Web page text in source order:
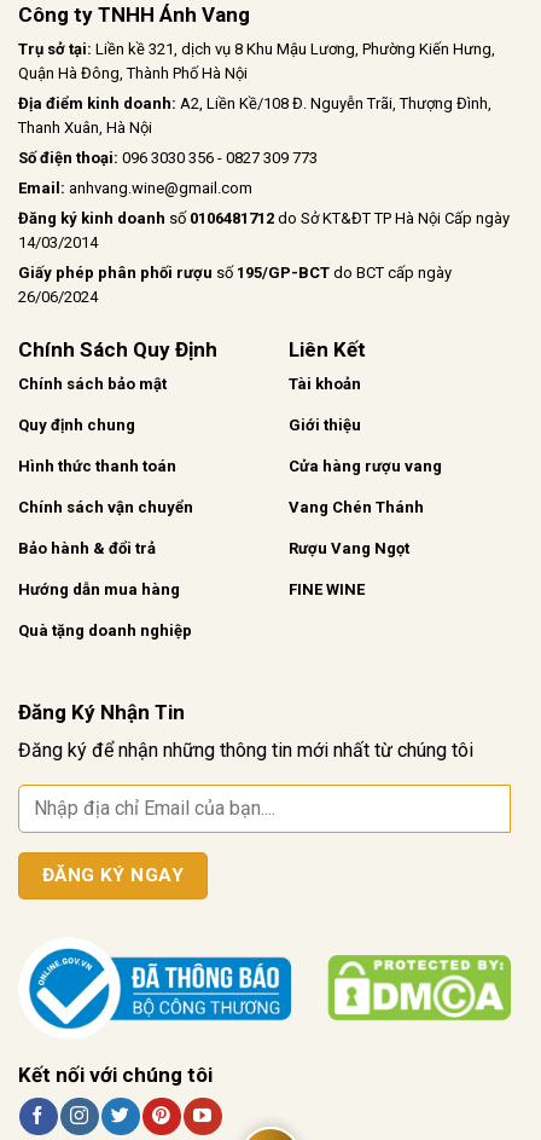
Công ty TNHH Ánh Vang
Trụ sở tại: Liền kề 321, dịch vụ 8 Khu Mậu Lương, Phường Kiến Hưng,
Quận Hà Đông, Thành Phố Hà Nội
Địa điểm kinh doanh: A2, Liền Kề/108 Đ. Nguyễn Trãi, Thượng Đình,
Thanh Xuân, Hà Nội
Số điện thoại: 096 3030 356 - 0827 309 773
Email: anhvang.wine@gmail.com
Đăng ký kinh doanh số 0106481712 do Sở KT&ĐT TP Hà Nội Cấp ngày
14/03/2014
Giấy phép phân phối rượu số 195/GP-BCT do BCT cấp ngày
26/06/2024
Chính Sách Quy Định
Chính sách bảo mật
Quy định chung
Hình thức thanh toán
Chính sách vận chuyển
Bảo hành & đổi trả
Hướng dẫn mua hàng
Quà tặng doanh nghiệp
Liên Kết
Tài khoản
Giới thiệu
Cửa hàng rượu vang
Vang Chén Thánh
Rượu Vang Ngọt
FINE WINE
Đăng Ký Nhận Tin
Đăng ký để nhận những thông tin mới nhất từ chúng tôi
Kết nối với chúng tôi